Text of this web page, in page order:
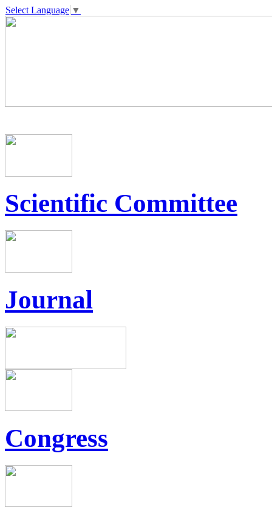
Select Language ▼
Scientific Committee
Journal
Congress